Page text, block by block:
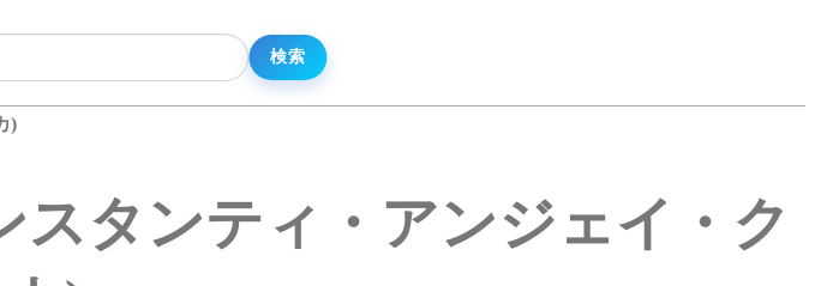
)
タンティ・アンジェイ・ク